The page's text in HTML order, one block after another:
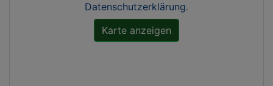
Datenschutzerklärung.